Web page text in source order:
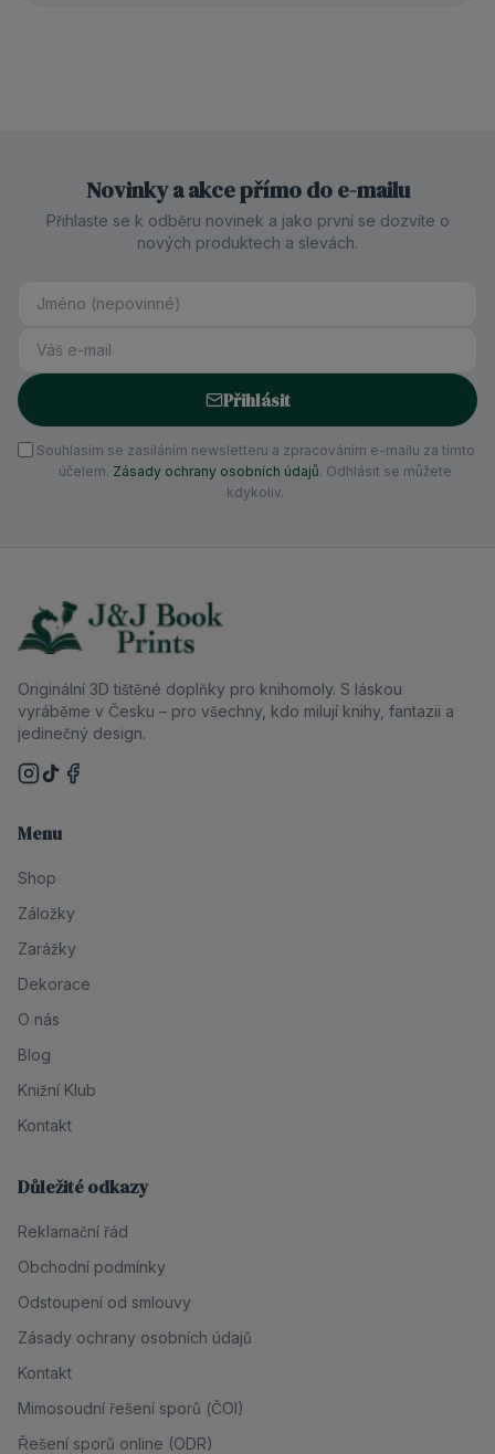
Novinky a akce přímo do e-mailu
Přihlaste se k odběru novinek a jako první se dozvíte o
nových produktech a slevách.
Přihlásit
Souhlasím se zasíláním newsletteru a zpracováním e-mailu za tímto
účelem. Zásady ochrany osobních údajů. Odhlásit se můžete
kdykoliv.
Originální 3D tištěné doplňky pro knihomoly. S láskou
vyráběme v Česku – pro všechny, kdo milují knihy, fantazii a
jedinečný design.
Menu
Shop
Záložky
Zarážky
Dekorace
O nás
Blog
Knižní Klub
Kontakt
Důležité odkazy
Reklamační řád
Obchodní podmínky
Odstoupení od smlouvy
Zásady ochrany osobních údajů
Kontakt
Mimosoudní řešení sporů (ČOI)
Řešení sporů online (ODR)